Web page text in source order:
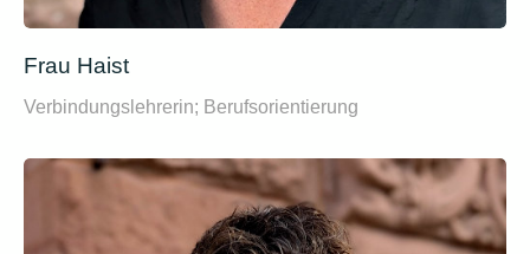
Frau Haist
Verbindungslehrerin; Berufsorientierung